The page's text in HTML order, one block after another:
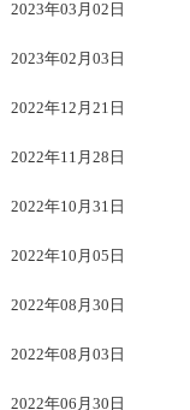
2023年03月02日
2023年02月03日
2022年12月21日
2022年11月28日
2022年10月31日
2022年10月05日
2022年08月30日
2022年08月03日
2022年06月30日